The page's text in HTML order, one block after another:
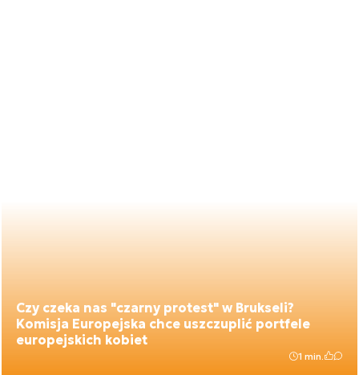
Czy czeka nas "czarny protest" w Brukseli?
Komisja Europejska chce uszczuplić portfele
europejskich kobiet
1 min.